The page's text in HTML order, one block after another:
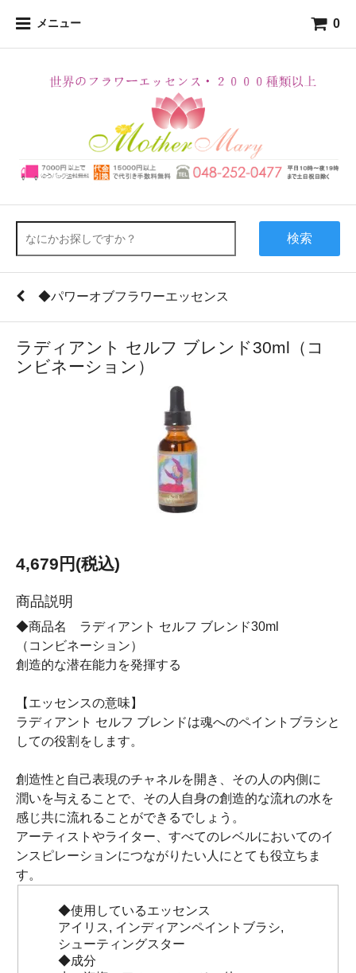
メニュー 0
検索
◆パワーオブフラワーエッセンス
ラディアント セルフ ブレンド30ml（コ
ンビネーション）
4,679円(税込)
商品説明
◆商品名 ラディアント セルフ ブレンド30ml
（コンビネーション）
創造的な潜在能力を発揮する
【エッセンスの意味】
ラディアント セルフ ブレンドは魂へのペイントブラシと
しての役割をします。
創造性と自己表現のチャネルを開き、その人の内側に
潤いを与えることで、その人自身の創造的な流れの水を
感じ共に流れることができるでしょう。
アーティストやライター、すべてのレベルにおいてのイ
ンスピレーションにつながりたい人にとても役立ちま
す。
◆使用しているエッセンス
アイリス, インディアンペイントブラシ,
シューティングスター
◆成分